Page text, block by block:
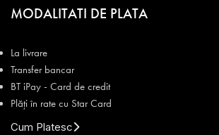
MODALITATI DE PLATA
La livrare
Transfer bancar
BT iPay - Card de credit
Plăți în rate cu Star Card
Cum Platesc